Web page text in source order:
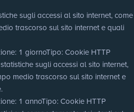
sugli accessi al sito internet, come
trascorso sul sito internet e quali
: 1 giornoTipo: Cookie HTTP
sugli accessi al sito internet,
medio trascorso sul sito internet e
: 1 annoTipo: Cookie HTTP